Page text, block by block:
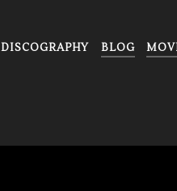
DISCOGRAPHY BLOG